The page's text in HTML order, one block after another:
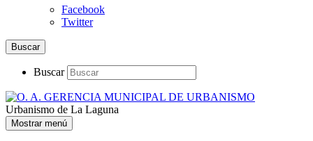
Facebook
Twitter
Buscar
Buscar
Urbanismo de La Laguna
Mostrar menú